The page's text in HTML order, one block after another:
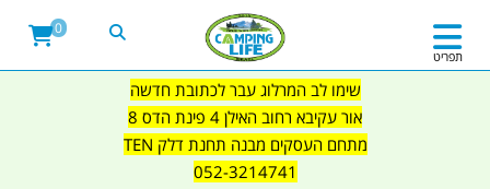
שימו לב המרלוג עבר לכתובת חדשה
אור עקיבא רחוב האילן 4 פינת הדס 8
מתחם העסקים מבנה תחנת דלק TEN
052-3214741
תפריט
0